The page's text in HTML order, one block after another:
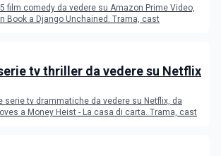
film comedy da vedere su Amazon Prime Video,
Book a Django Unchained. Trama, cast
tv thriller da vedere su Netflix
serie tv drammatiche da vedere su Netflix, da
a Money Heist - La casa di carta. Trama, cast